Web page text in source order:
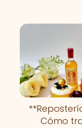
Cómo